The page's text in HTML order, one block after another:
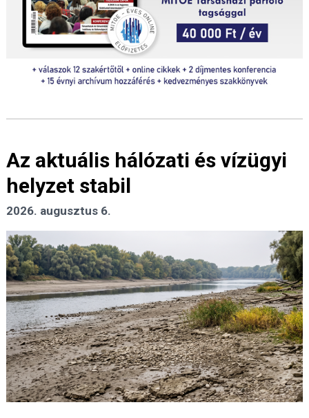
Az aktuális hálózati és vízügyi
helyzet stabil
2026. augusztus 6.